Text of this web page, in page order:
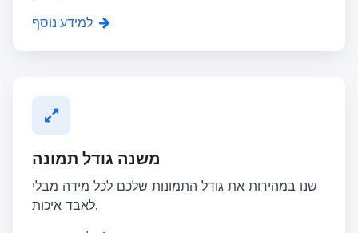
למידע נוסף
משנה גודל תמונה
שנו במהירות את גודל התמונות שלכם לכל מידה מבלי
לאבד איכות.